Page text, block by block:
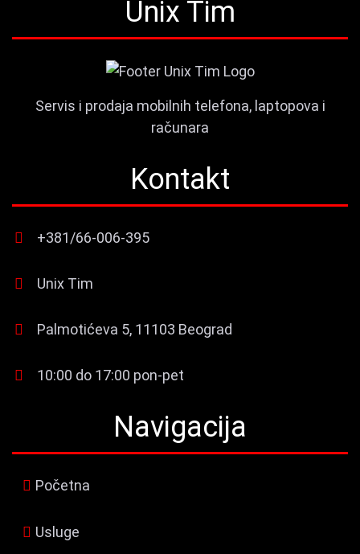
Unix Tim
Servis i prodaja mobilnih telefona, laptopova i
računara
Kontakt
+381/66-006-395
Unix Tim
Palmotićeva 5, 11103 Beograd
10:00 do 17:00 pon-pet
Navigacija
Početna
Usluge